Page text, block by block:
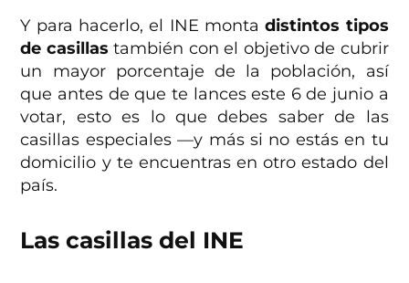
Y para hacerlo, el INE montadistintos tipos
de casillas también con el objetivo de cubrir
un mayor porcentaje de la población, así
que antes de que te lances este 6 de junio a
votar, esto es lo que debes saber de las
casillas especiales —y más si no estás en tu
domicilio y te encuentras en otro estado del
país.
Las casillas del INE